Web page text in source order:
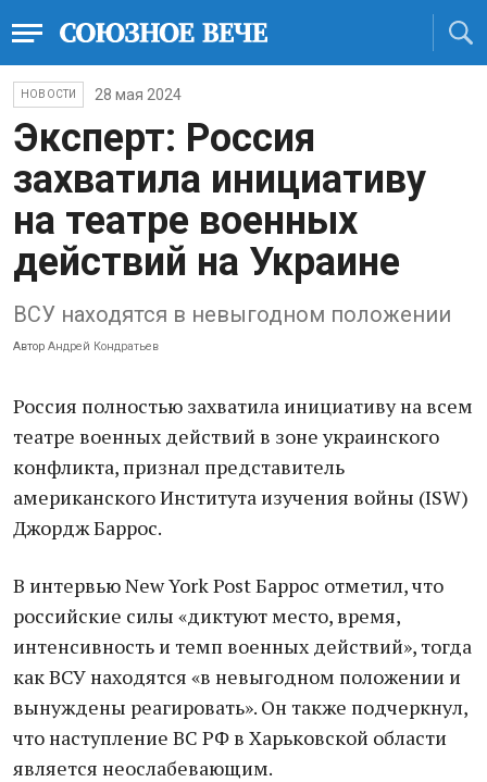
НОВОСТИ 28 мая 2024
Эксперт: Россия
захватила инициативу
на театре военных
действий на Украине
ВСУ находятся в невыгодном положении
Автор Андрей Кондратьев
Россия полностью захватила инициативу на всем
театре военных действий в зоне украинского
конфликта, признал представитель
американского Института изучения войны (ISW)
Джордж Баррос.
В интервью New York Post Баррос отметил, что
российские силы «диктуют место, время,
интенсивность и темп военных действий», тогда
как ВСУ находятся «в невыгодном положении и
вынуждены реагировать». Он также подчеркнул,
что наступление ВС РФ в Харьковской области
является неослабевающим.